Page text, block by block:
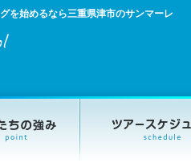
を始めるなら三重県津市のサンマーレ